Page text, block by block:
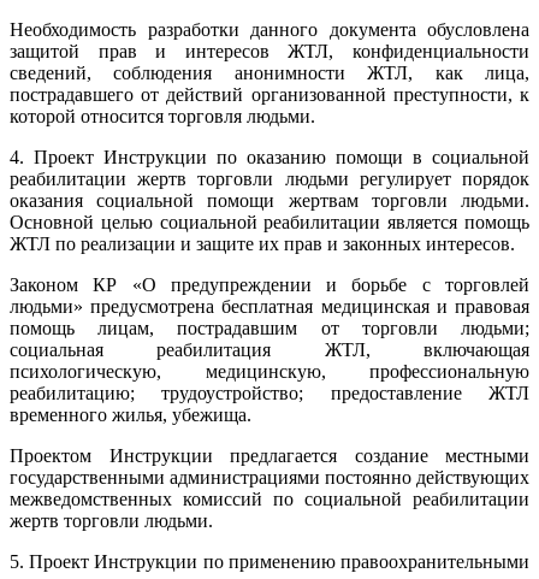
Необходимость разработки данного документа обусловлена
защитой прав и интересов ЖТЛ, конфиденциальности
сведений, соблюдения анонимности ЖТЛ, как лица,
пострадавшего от действий организованной преступности, к
которой относится торговля людьми.
4. Проект Инструкции по оказанию помощи в социальной
реабилитации жертв торговли людьми регулирует порядок
оказания социальной помощи жертвам торговли людьми.
Основной целью социальной реабилитации является помощь
ЖТЛ по реализации и защите их прав и законных интересов.
Законом КР «О предупреждении и борьбе с торговлей
людьми» предусмотрена бесплатная медицинская и правовая
помощь лицам, пострадавшим от торговли людьми;
социальная реабилитация ЖТЛ, включающая
психологическую, медицинскую, профессиональную
реабилитацию; трудоустройство; предоставление ЖТЛ
временного жилья, убежища.
Проектом Инструкции предлагается создание местными
государственными администрациями постоянно действующих
межведомственных комиссий по социальной реабилитации
жертв торговли людьми.
5. Проект Инструкции по применению правоохранительными